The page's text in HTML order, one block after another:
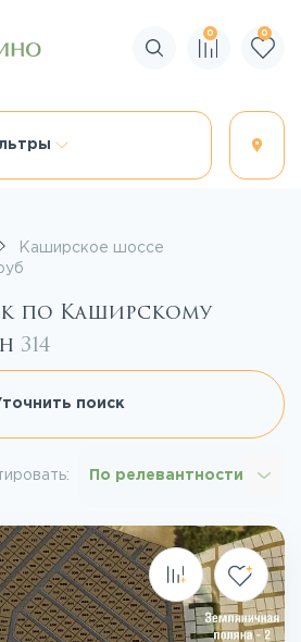
Поиск по сайту
0 0
Каширское шоссе
по Каширскому
314
поиск
По релевантности